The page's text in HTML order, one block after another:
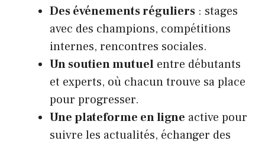
Des événements réguliers : stages
avec des champions, compétitions
internes, rencontres sociales.
Un soutien mutuel entre débutants
et experts, où chacun trouve sa place
pour progresser.
Une plateforme en ligne active pour
suivre les actualités, échanger des